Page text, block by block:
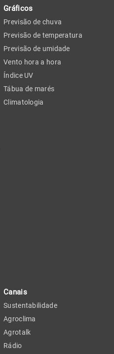
Gráficos
Previsão de chuva
Previsão de temperatura
Previsão de umidade
Vento hora a hora
Índice UV
Tábua de marés
Climatologia
Canais
Sustentabilidade
Agroclima
Agrotalk
Rádio